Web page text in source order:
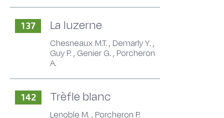
137 La luzerne
Chesneaux M.T. , Demarly Y. ,
Guy P. , Genier G. , Porcheron
A.
142 Trèfle blanc
Lenoble M. , Porcheron P.